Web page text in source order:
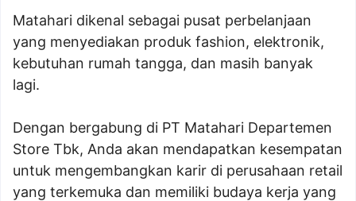
Matahari dikenal sebagai pusat perbelanjaan
yang menyediakan produk fashion, elektronik,
kebutuhan rumah tangga, dan masih banyak
lagi.
Dengan bergabung di PT Matahari Departemen
Store Tbk, Anda akan mendapatkan kesempatan
untuk mengembangkan karir di perusahaan retail
yang terkemuka dan memiliki budaya kerja yang